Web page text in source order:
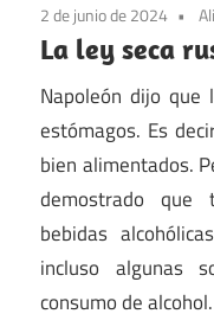
2 de junio de 2024
La ley seca
Napoleón dijo que
estómagos. Es
bien alimentados.
demostrado que
bebidas
incluso algunas
consumo de